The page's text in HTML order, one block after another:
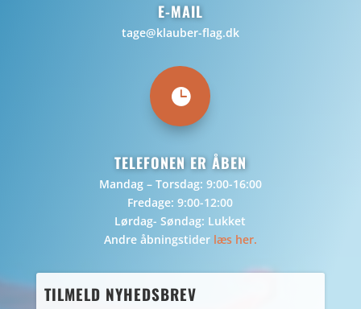
E-MAIL
tage@klauber-flag.dk

TELEFONEN ER ÅBEN
Mandag – Torsdag: 9:00-16:00
Fredage: 9:00-12:00
Lørdag- Søndag: Lukket
Andre åbningstider læs her.
TILMELD NYHEDSBREV